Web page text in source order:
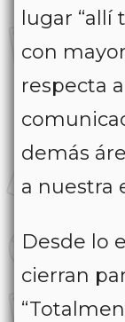
lugar
con
respecta
demás
a nuestra
Desde lo
cierran